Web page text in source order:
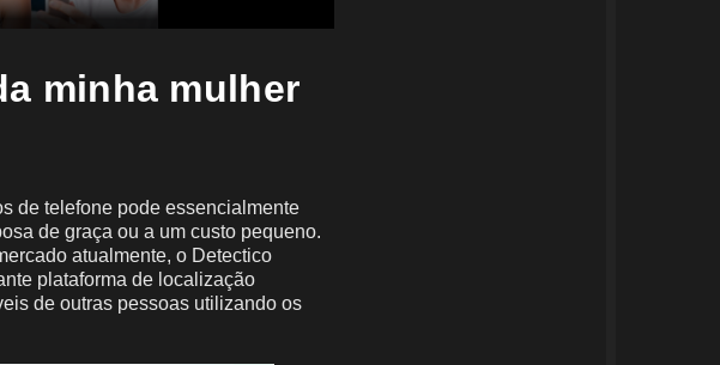
minha mulher
de telefone pode essencialmente
de graça ou a um custo pequeno.
atualmente, o Detectico
plataforma de localização
de outras pessoas utilizando os